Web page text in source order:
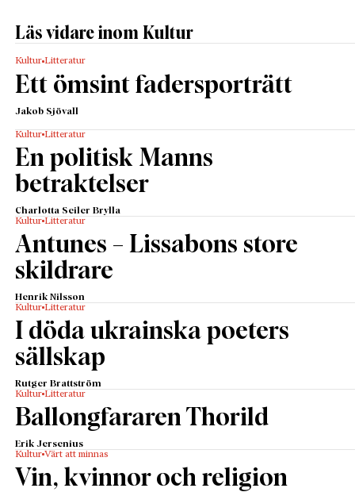
Läs vidare inom Kultur
Kultur Litteratur
Ett ömsint fadersporträtt
Jakob Sjövall
Kultur Litteratur
En politisk Manns
betraktelser
Charlotta Seiler Brylla
Kultur Litteratur
Antunes – Lissabons store
skildrare
Henrik Nilsson
Kultur Litteratur
I döda ukrainska poeters
sällskap
Rutger Brattström
Kultur Litteratur
Ballongfararen Thorild
Erik Jersenius
Kultur Värt att minnas
Vin, kvinnor och religion